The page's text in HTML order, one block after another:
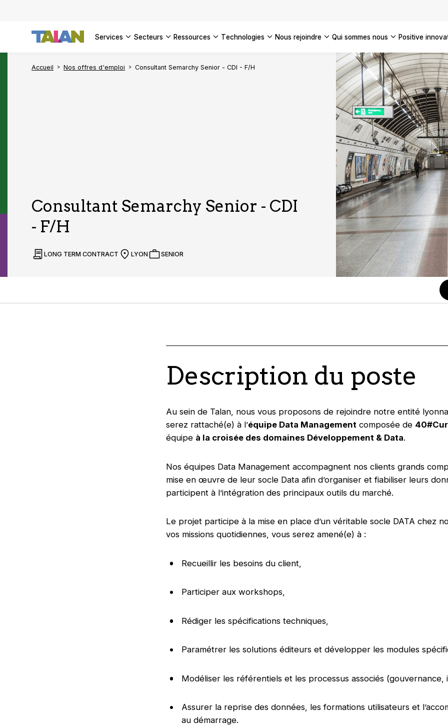
Americas
UK
France
Global
services secteurs ressources technologies nous rejoindre qui sommes nous positive
Accueil Nos offres d'emploi Consultant Semarchy Senior - CDI - F/H
Consultant Semarchy Senior - CDI
- F/H
LONG TERM CONTRACT LYON SENIOR
Description du poste
Au sein de Talan, nous vous proposons de rejoindre notre entité
serez rattaché(e) à l’équipe Data Managementcomposée de
équipe à la croisée des domaines Développement & Data.
Nos équipes Data Management accompagnent nos clients grands
mise en œuvre de leur socle Data afin d’organiser et fiabiliser leurs
participent à l’intégration des principaux outils du marché.
Le projet participe à la mise en place d’un véritable socle DATA chez
vos missions quotidiennes, vous serez amené(e) à :
Recueillir les besoins du client,
Participer aux workshops,
Rédiger les spécifications techniques,
Paramétrer les solutions éditeurs et développer les modules
Modéliser les référentiels et les processus associés (gouvernance,
Assurer la reprise des données, les formations utilisateurs et
au démarrage.